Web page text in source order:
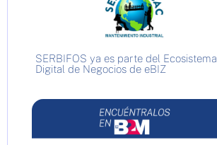
SERBIFOS ya es parte del Ecosistema
Digital de Negocios de eBIZ